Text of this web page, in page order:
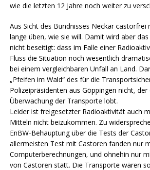
wie die letzten 12 Jahre noch weiter zu
Aus Sicht des Bündnisses Neckar castorfrei
lange üben, wie sie will. Damit wird aber
nicht beseitigt: dass im Falle einer
Fluss die Situation noch wesentlich
bei einem vergleichbaren Unfall an Land.
„Pfeifen im Wald“ des für die
Polizeipräsidenten aus Göppingen nicht, der
Überwachung der Transporte lobt.
Leider ist freigesetzter Radioaktivität auch
Mitteln nicht beizukommen. Zu
EnBW-Behauptung über die Tests der
allermeisten Test mit Castoren fanden nur
Computerberechnungen, und ohnehin nur
von Castoren statt. Die Transporte wären